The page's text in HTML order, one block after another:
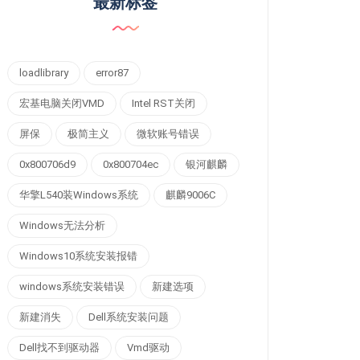
loadlibrary error87
宏基电脑关闭VMD Intel RST关闭
屏保 极简主义 微软账号错误
0x800706d9 0x800704ec 银河麒麟
华擎L540装Windows系统 麒麟9006C
Windows无法分析
Windows10系统安装报错
windows系统安装错误 新建选项
新建消失 Dell系统安装问题
Dell找不到驱动器 Vmd驱动